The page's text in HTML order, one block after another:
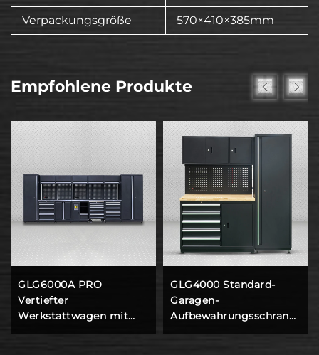
Verpackungsgröße 570×410×385mm
Empfohlene Produkte
GLG6000A PRO
Vertiefter
Werkstattwagen mit
GLG4000 Standard-
Garagen-
Aufbewahrungsschrank